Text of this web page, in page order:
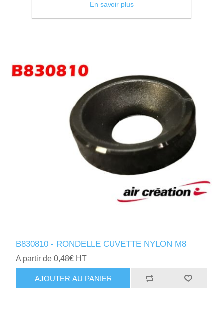
B830810 - RONDELLE CUVETTE NYLON M8
A partir de 0,48€ HT
AJOUTER AU PANIER
En savoir plus